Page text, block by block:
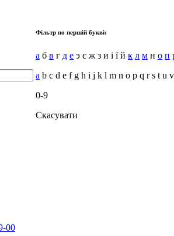
Фільтр по першій букві:
а б в г д е э є ж з и і ї й к л м н о п
a b c d e f g h i j k l m n o p q r s t u
0-9
Скасувати
00